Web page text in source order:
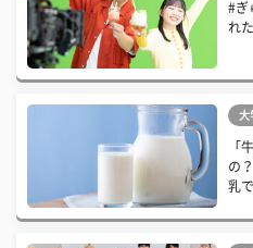
#ぎ
れ
大
「
の
乳